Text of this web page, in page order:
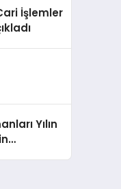
İşlemler
Yılın